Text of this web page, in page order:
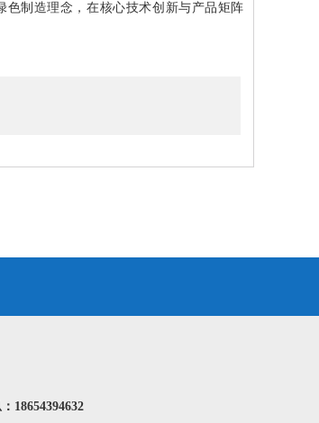
色制造理念，在核心技术创新与产品矩阵
18654394632